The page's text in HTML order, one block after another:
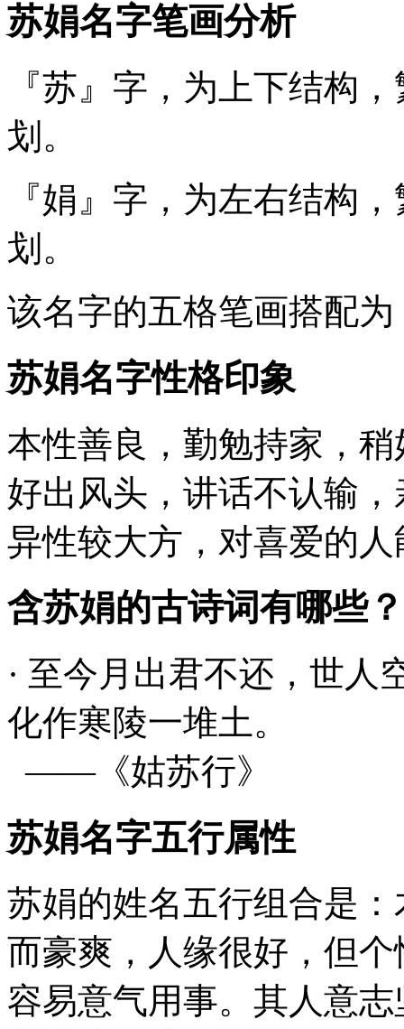
苏娟名字笔画分析
『苏』 字，为上下结构
划。
『娟』 字，为左右结构
划。
该名字的五格笔画搭配为
苏娟名字性格印象
本性善良，勤勉持家，
好出风头，讲话不认输
异性较大方，对喜爱的
含苏娟的古诗词有哪些？
· 至今月出君不还，世人
化作寒陵一堆土。
——《姑苏行》
苏娟名字五行属性
苏娟的姓名五行组合是：
而豪爽，人缘很好，但
容易意气用事。其人意